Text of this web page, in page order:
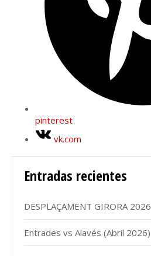
pinterest
vk.com
Entradas recientes
DESPLAÇAMENT GIRORA 2026
Entrades vs Alavés (Abril 2026)